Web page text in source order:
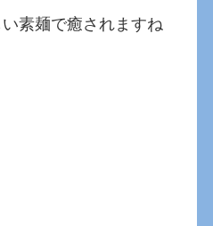
素麺で癒されますね